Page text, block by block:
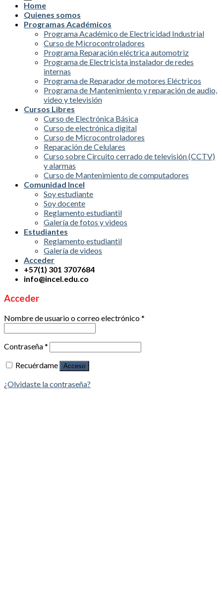
Home
Quienes somos
Programas Académicos
Programa Académico de Electricidad Industrial
Curso de Microcontroladores
Programa Reparación eléctrica automotriz
Programa de Electricista instalador de redes
internas
Programa de Reparador de motores Eléctricos
Programa de Mantenimiento y reparación de audio,
video y televisión
Cursos Libres
Curso de Electrónica Básica
Curso de electrónica digital
Curso de Microcontroladores
Reparación de Celulares
Curso sobre Circuito cerrado de televisión (CCTV)
y alarmas
Curso de Mantenimiento de computadores
Comunidad Incel
Soy estudiante
Soy docente
Reglamento estudiantil
Galería de fotos y videos
Estudiantes
Reglamento estudiantil
Galería de videos
Acceder
+57(1) 301 3707684
info@incel.edu.co
Acceder
Nombre de usuario o correo electrónico*
Contraseña*
Recuérdame
Acceso
¿Olvidaste la contraseña?